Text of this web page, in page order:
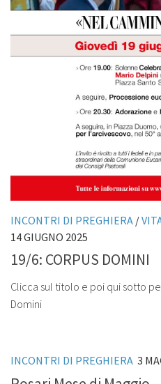
INCONTRI DI PREGHIERA /
14 GIUGNO 2025
19/6: CORPUS DOMINI
Clicca sul titolo e poi qui sotto
Domini
INCONTRI DI PREGHIERA 3